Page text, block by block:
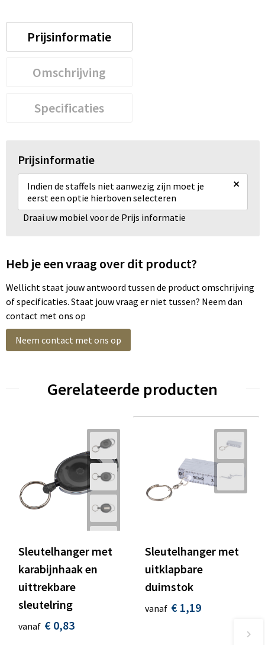
Prijsinformatie
Omschrijving
Specificaties
Prijsinformatie
Indien de staffels niet aanwezig zijn moet je
eerst een optie hierboven selecteren
×
Draai uw mobiel voor de Prijs informatie
Heb je een vraag over dit product?
Wellicht staat jouw antwoord tussen de product omschrijving
of specificaties. Staat jouw vraag er niet tussen? Neem dan
contact met ons op
Neem contact met ons op
Gerelateerde producten
Sleutelhanger met
karabijnhaak en
uittrekbare
sleutelring
vanaf € 0,83
Sleutelhanger met
uitklapbare
duimstok
vanaf € 1,19